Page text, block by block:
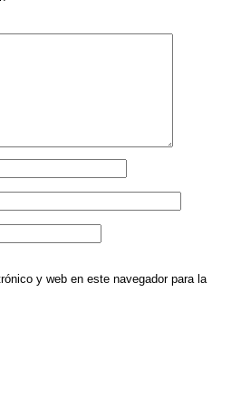
y web en este navegador para la